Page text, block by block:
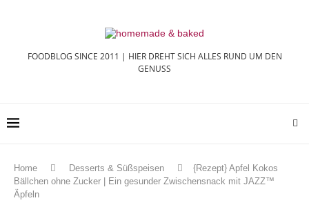
FOODBLOG SINCE 2011 | HIER DREHT SICH ALLES RUND UM DEN
GENUSS
Home Desserts & Süßspeisen
{Rezept} Apfel Kokos
Bällchen ohne Zucker | Ein gesunder Zwischensnack mit JAZZ™
Äpfeln